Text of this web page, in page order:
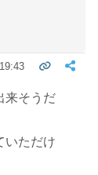
来そうだ
いただけ